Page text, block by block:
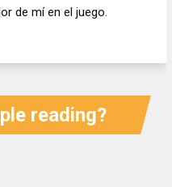
de mí en el juego.
reading?